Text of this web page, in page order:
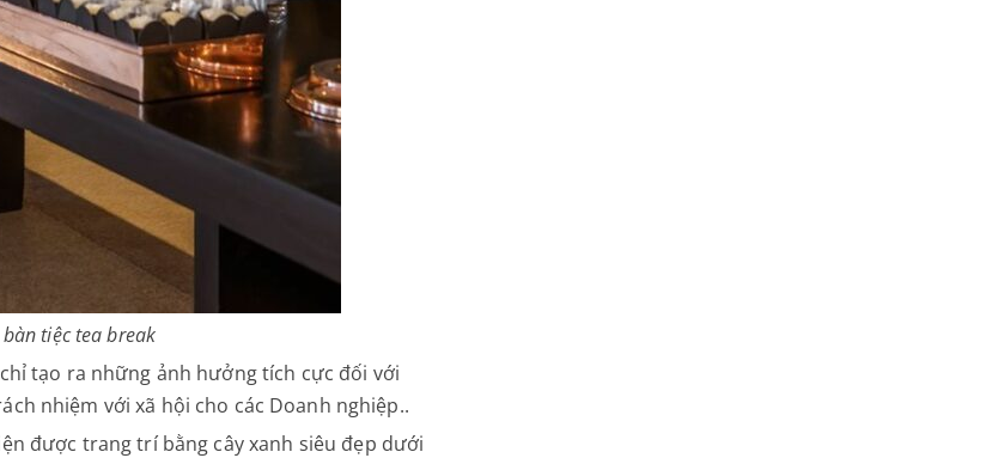
tiệc tea break
tạo ra những ảnh hưởng tích cực đối với
nhiệm với xã hội cho các Doanh nghiệp..
được trang trí bằng cây xanh siêu đẹp dưới